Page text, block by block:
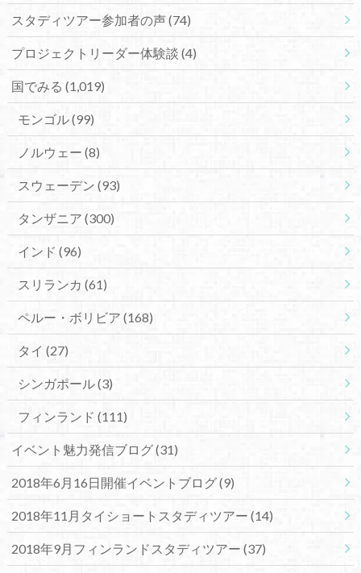
スタディツアー参加者の声(74)
プロジェクトリーダー体験談 (4)
国でみる (1,019)
モンゴル(99)
ノルウェー (8)
スウェーデン (93)
タンザニア (300)
インド (96)
スリランカ (61)
ペルー・ボリビア (168)
タイ (27)
シンガポール(3)
フィンランド (111)
イベント魅力発信ブログ(31)
2018年6月16日開催イベントブログ(9)
2018年11月タイショートスタディツアー (14)
2018年9月フィンランドスタディツアー (37)